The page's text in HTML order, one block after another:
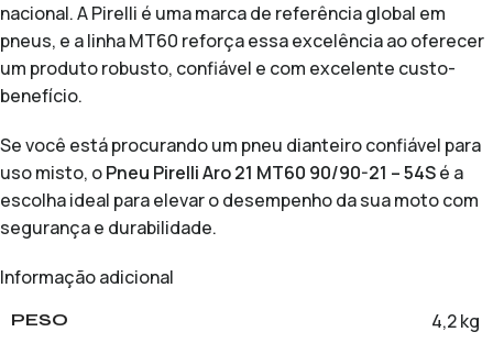
nacional. A Pirelli é uma marca de referência global em
pneus, e a linha MT60 reforça essa excelência ao oferecer
um produto robusto, confiável e com excelente custo-
benefício.
Se você está procurando um pneu dianteiro confiável para
uso misto, oPneu Pirelli Aro 21 MT60 90/90-21 – 54Sé a
escolha ideal para elevar o desempenho da sua moto com
segurança e durabilidade.
Informação adicional
PESO 4,2 kg